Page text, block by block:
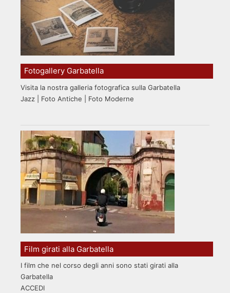
Fotogallery Garbatella
Visita la nostra galleria fotografica sulla Garbatella
Jazz | Foto Antiche | Foto Moderne
Film girati alla Garbatella
I film che nel corso degli anni sono stati girati alla
Garbatella
ACCEDI